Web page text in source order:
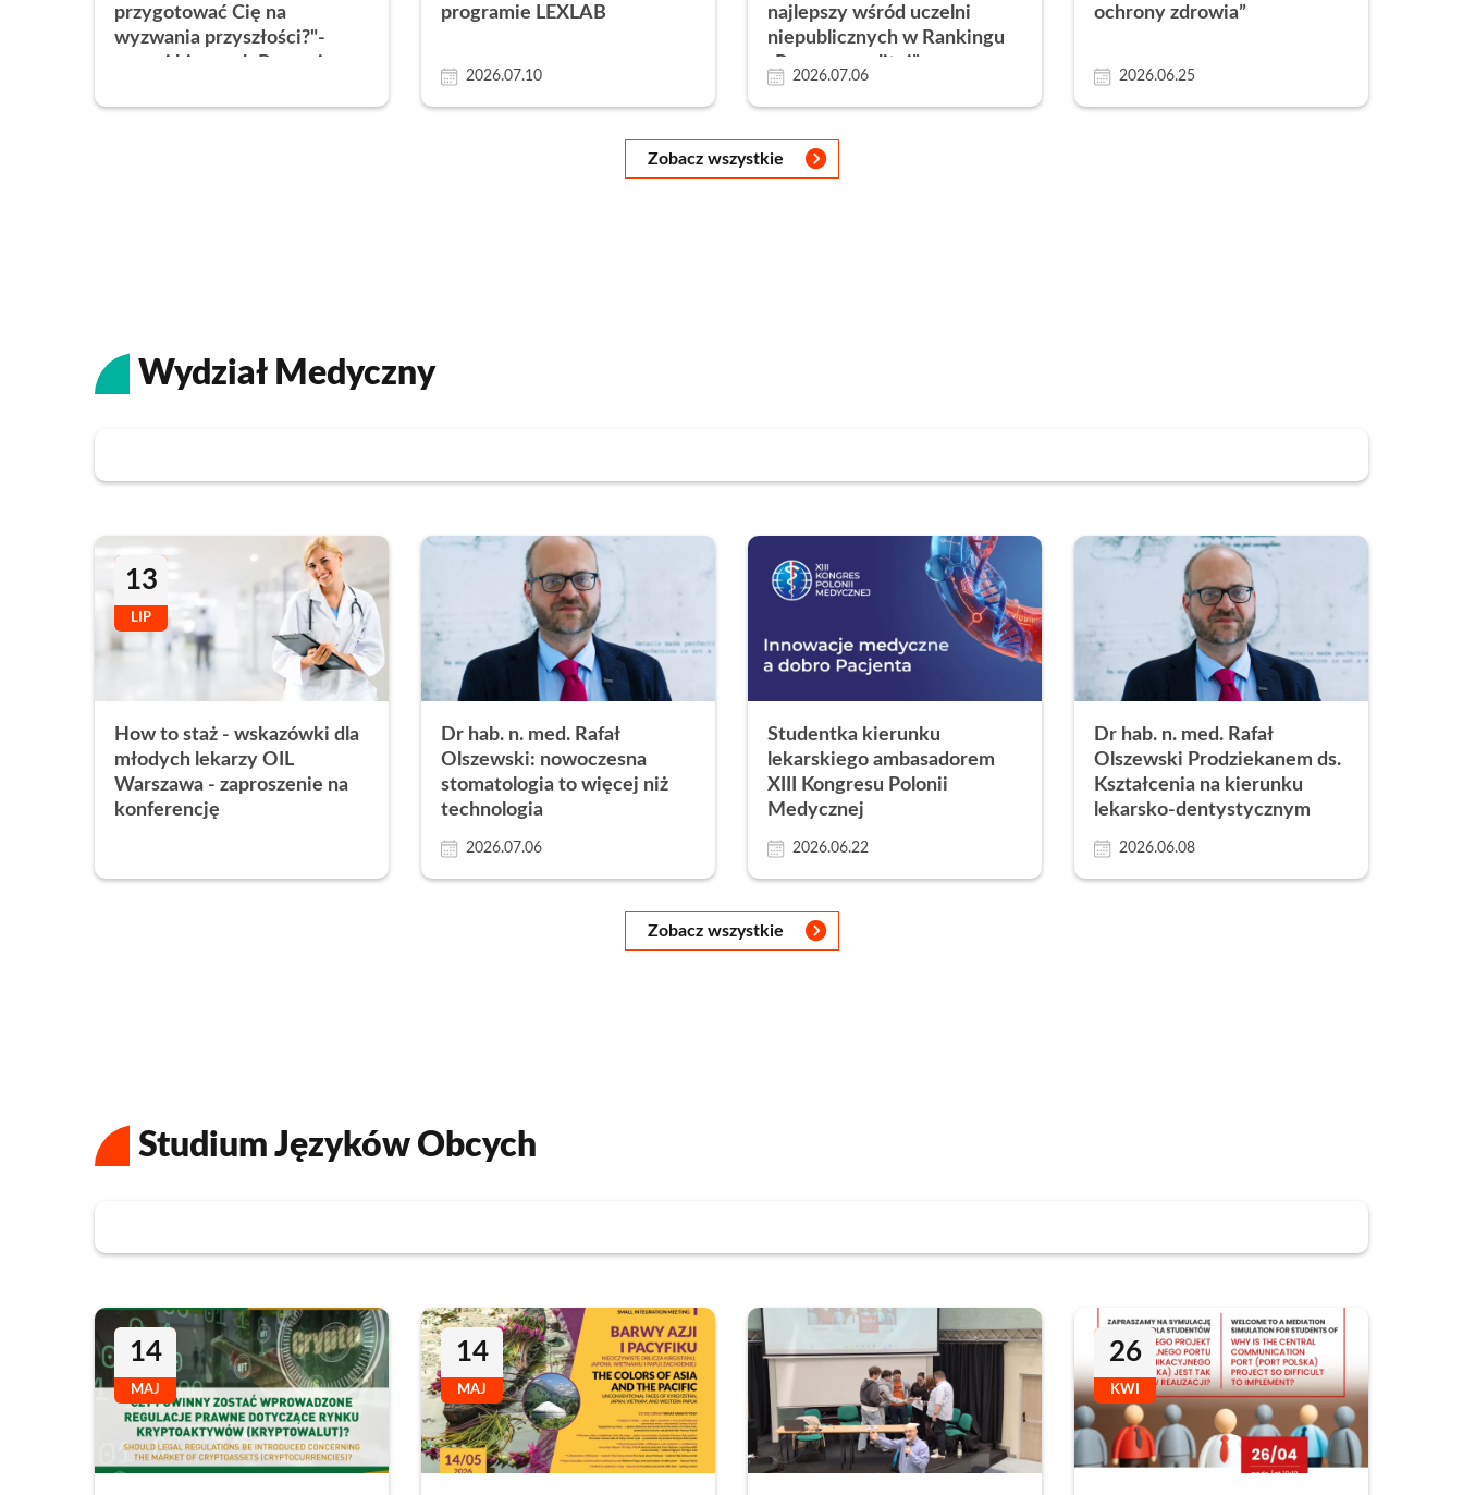
przygotować Cię na
wyzwania przyszłości?"-
poznaj kierunek Prawo i
międzynarodowe
programie LEXLAB
2026.07.10
najlepszy wśród uczelni
niepublicznych w Rankingu
„Rzeczpospolitej”
2026.07.06
ochrony zdrowia”
2026.06.25
Zobacz wszystkie
Wydział Medyczny
13
LIP
How to staż - wskazówki dla
młodych lekarzy OIL
Warszawa - zaproszenie na
konferencję
Dr hab. n. med. Rafał
Olszewski: nowoczesna
stomatologia to więcej niż
technologia
2026.07.06
Studentka kierunku
lekarskiego ambasadorem
XIII Kongresu Polonii
Medycznej
2026.06.22
Dr hab. n. med. Rafał
Olszewski Prodziekanem ds.
Kształcenia na kierunku
lekarsko-dentystycznym
2026.06.08
Zobacz wszystkie
Studium Języków Obcych
14
MAJ
14
MAJ
26
KWI